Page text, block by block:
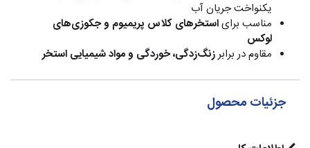
یکنواخت جریان آب
مناسب برایاستخرهای کلاس پریمیوم و جکوزی‌های
لوکس
مقاوم در برابرزنگ‌زدگی، خوردگی و مواد شیمیایی استخر
جزئیات محصول